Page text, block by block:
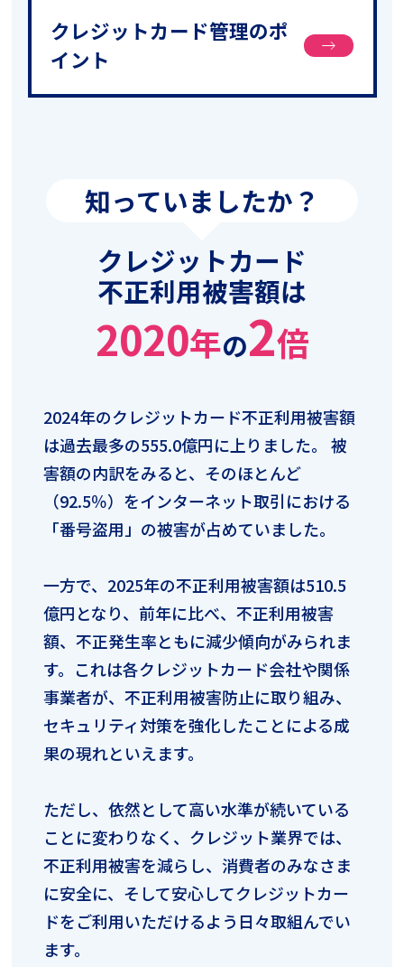
クレジットカード管理のポ
イント
知っていましたか？
クレジットカード
不正利用被害額は
2020年の2倍
2024年のクレジットカード不正利用被害額
は過去最多の555.0億円に上りました。 被
害額の内訳をみると、そのほとんど
（92.5％）をインターネット取引における
「番号盗用」の被害が占めていました。
一方で、2025年の不正利用被害額は510.5
億円となり、前年に比べ、不正利用被害
額、不正発生率ともに減少傾向がみられま
す。これは各クレジットカード会社や関係
事業者が、不正利用被害防止に取り組み、
セキュリティ対策を強化したことによる成
果の現れといえます。
ただし、依然として高い水準が続いている
ことに変わりなく、クレジット業界では、
不正利用被害を減らし、消費者のみなさま
に安全に、そして安心してクレジットカー
ドをご利用いただけるよう日々取組んでい
ます。